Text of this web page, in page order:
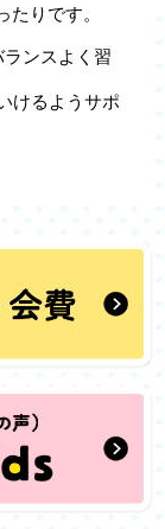
りです。
ンスよく習
けるようサポ